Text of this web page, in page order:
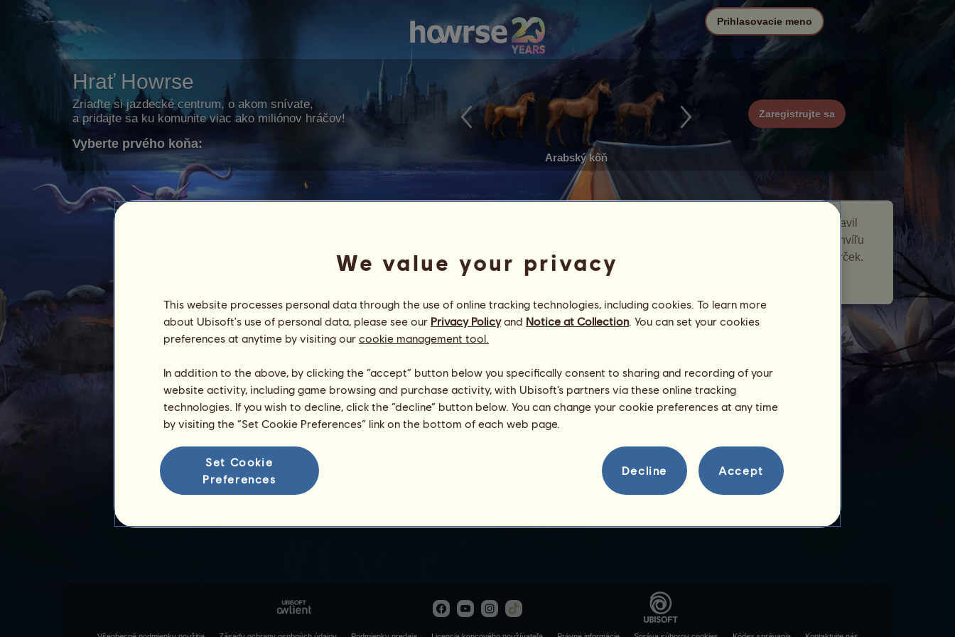
Hrať Howrse
Zriaďte si jazdecké centrum, o akom snívate,
a pridajte sa ku komunite viac ako miliónov hráčov!
Vyberte prvého koňa:
Arabský kôň
Zaregistrujte sa
Prihlasovacie meno
Minotaurus je putovný kôň, ktorý sa objavil
udalosti Putovné kone. Chvíľu
zostal vo vašom žrebčíne a dal vám darček.
We value your privacy
This website processes personal data through the use of online tracking technologies, including cookies. To learn more
about Ubisoft's use of personal data, please see our Privacy Policyand Notice at Collection. You can set your cookies
preferences at anytime by visiting our cookie management tool.
In addition to the above, by clicking the “accept” button below you specifically consent to sharing and recording of your
website activity, including game browsing and purchase activity, with Ubisoft’s partners via these online tracking
technologies. If you wish to decline, click the “decline” button below. You can change your cookie preferences at any time
by visiting the “Set Cookie Preferences” link on the bottom of each web page.
Set Cookie
Preferences
Decline Accept